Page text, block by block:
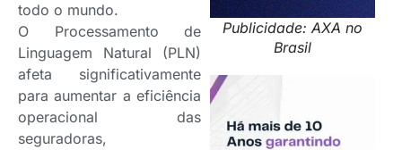
Publicidade: AXA no
Brasil
todo o mundo.
O Processamento de
Linguagem Natural (PLN)
afeta significativamente
para aumentar a eficiência
operacional das
seguradoras,